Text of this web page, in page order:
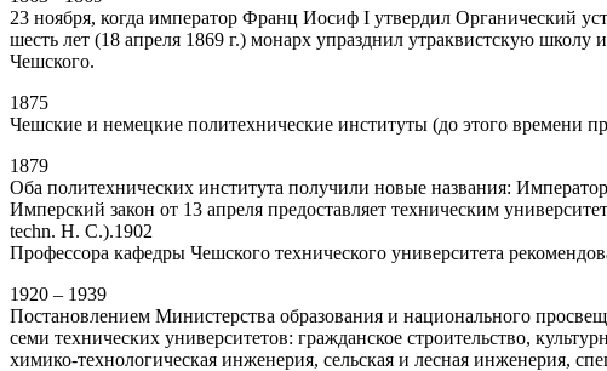
23 ноября, когда император Франц Иосиф I утвердил Органический
шесть лет (18 апреля 1869 г.) монарх упразднил утраквистскую
Чешского.
1875
Чешские и немецкие политехнические институты (до этого времени
1879
Оба политехнических института получили новые названия:
Имперский закон от 13 апреля предоставляет техническим
techn. H. C.).1902
Профессора кафедры Чешского технического университета
1920 – 1939
Постановлением Министерства образования и национального
семи технических университетов: гражданское строительство,
химико-технологическая инженерия, сельская и лесная инженерия,